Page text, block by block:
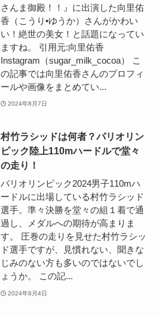
さんま御殿！！』に出演した向里佑
香（こうり•ゆうか）さんがかわい
い！絶世の美女！と話題になってい
ますね。 引用元:向里佑香
Instagram（sugar_milk_cocoa） こ
の記事では向里佑香さんのプロフィ
ールや画像をまとめてい...
2024年8月7日
村竹ラシッドは何者？パリオリン
ピック陸上110mハードルで堂々
の走り！
パリオリンピック2024男子110mハ
ードルに出場している村竹ラシッド
選手。準々決勝を堂々の組１着で通
過し、メダルへの期待が高まりま
す。 圧巻の走りを見せた村竹ラシッ
ド選手ですが、見慣れない、聞きな
じみのない方も多いのではないでし
ょうか。 この記...
2024年8月4日